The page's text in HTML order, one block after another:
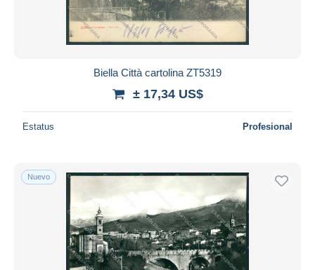
Biella Città cartolina ZT5319
± 17,34 US$
Estatus Profesional
Nuevo